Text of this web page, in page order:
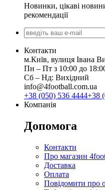
Новинки, цікаві
рекомендації
Контакти
м.Київ, вулиця Івана
Пн ‒ Пт з 10:00 до
Сб ‒ Нд: Вихідний
info@4football.com.ua
+38 (050) 536 4444+38
Компанія
Допомога
Контакти
Про магазин
Доставка
Оплата
Повідомити про